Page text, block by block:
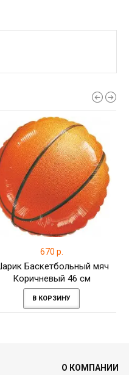
670 р.
Баскетбольный мяч
Коричневый 46 см
В КОРЗИНУ
О КОМПАНИИ